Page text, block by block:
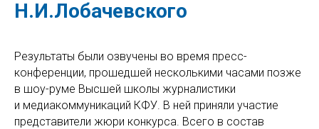
Н.И.Лобачевского
Результаты были озвучены во время пресс-
конференции, прошедшей несколькими часами позже
в шоу-руме Высшей школы журналистики
и медиакоммуникаций КФУ. В ней приняли участие
представители жюри конкурса. Всего в состав